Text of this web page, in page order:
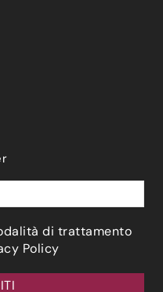
di trattamento
Policy